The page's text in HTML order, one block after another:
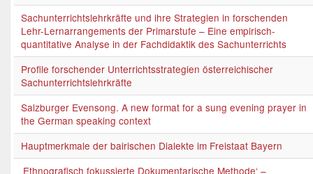
Sachunterrichtslehrkräfte und ihre Strategien in forschenden
Lehr-Lernarrangements der Primarstufe – Eine empirisch-
quantitative Analyse in der Fachdidaktik des Sachunterrichts
Profile forschender Unterrichtsstrategien österreichischer
Sachunterrichtslehrkräfte
Salzburger Evensong. A new format for a sung evening prayer in
the German speaking context
Hauptmerkmale der bairischen Dialekte im Freistaat Bayern
‚Ethnografisch fokussierte Dokumentarische Methode‘ –